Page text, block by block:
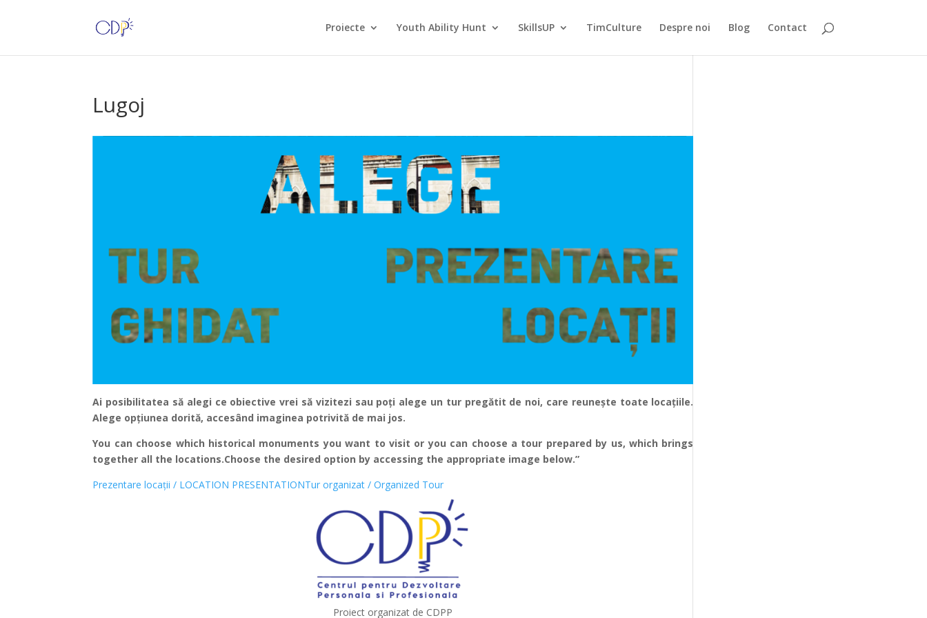
Proiecte Youth Ability Hunt SkillsUP TimCulture Despre noi Blog Contact
Lugoj
Ai posibilitatea să alegi ce obiective vrei să vizitezi sau poți alege un tur pregătit de noi, care reunește toate locațiile.
Alege opțiunea dorită, accesând imaginea potrivită de mai jos.
You can choose which historical monuments you want to visit or you can choose a tour prepared by us, which brings
together all the locations.Choose the desired option by accessing the appropriate image below.”
Prezentare locații / LOCATION PRESENTATIONTur organizat / Organized Tour
Proiect organizat de CDPP